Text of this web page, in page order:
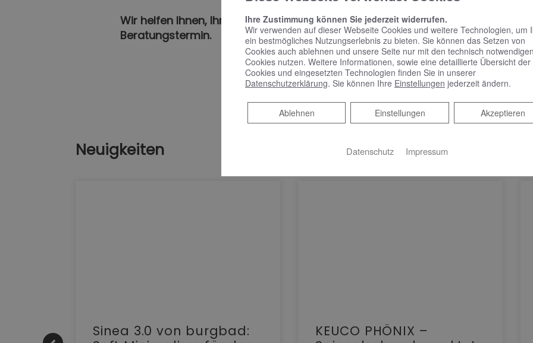
Wir helfen Ihnen, Ihr ideales Raumklima zu erreichen! Vereinbaren Sie einen
Beratungstermin.
Neuigkeiten
Sinea 3.0 von burgbad:
KEUCO PHÖNIX –
Ihre Zustimmung können Sie jederzeit widerrufen.
Wir verwenden auf dieser Webseite Cookies und weitere Technologien, um
ein bestmögliches Nutzungserlebnis zu bieten. Sie können das Setzen von
Cookies auch ablehnen und unsere Seite nur mit den technisch notwendigen
Cookies nutzen. Weitere Informationen, sowie eine detaillierte Übersicht der
Cookies und eingesetzten Technologien finden Sie in unserer
Datenschutzerklärung. Sie können Ihre Einstellungen jederzeit ändern.
Akzeptieren
Einstellungen
Ablehnen
Ablehnen
Datenschutz Impressum